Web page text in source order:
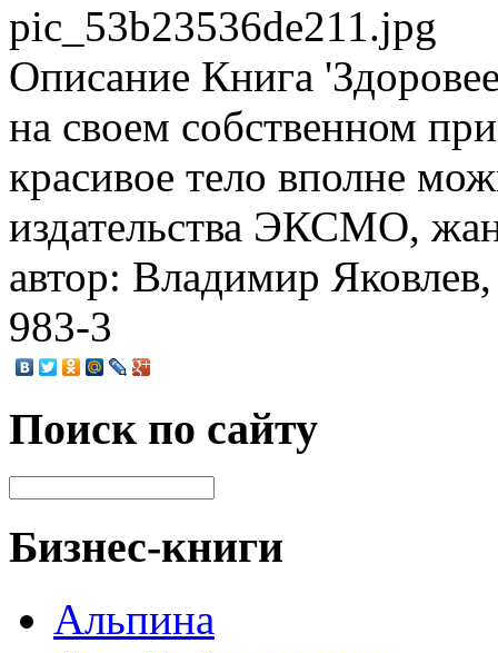
pic_53b23536de211.jpg
Описание Книга
на своем собственном
красивое тело вполне
издательства ЭКСМО,
автор: Владимир
983-3
Поиск по сайту
Бизнес-книги
Альпина